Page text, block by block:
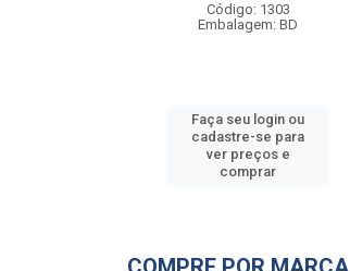
Código: 1303
Embalagem: BD
Faça seu login ou
cadastre-se para
ver preços e
comprar